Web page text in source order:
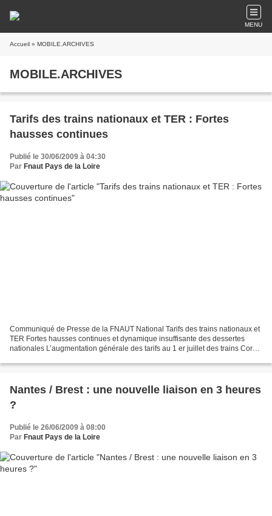
MENU
Accueil » MOBILE.ARCHIVES
MOBILE.ARCHIVES
Tarifs des trains nationaux et TER : Fortes
hausses continues
Publié le 30/06/2009 à 04:30
Par Fnaut Pays de la Loire
Communiqué de Presse de la FNAUT National Tarifs des trains nationaux et
TER Fortes hausses continues et dynamique insuffisante des dessertes
nationales L’augmentation générale des tarifs au 1 er juillet des trains Corail,
Nantes / Brest : une nouvelle liaison en 3 heures
?
Publié le 26/06/2009 à 08:00
Par Fnaut Pays de la Loire